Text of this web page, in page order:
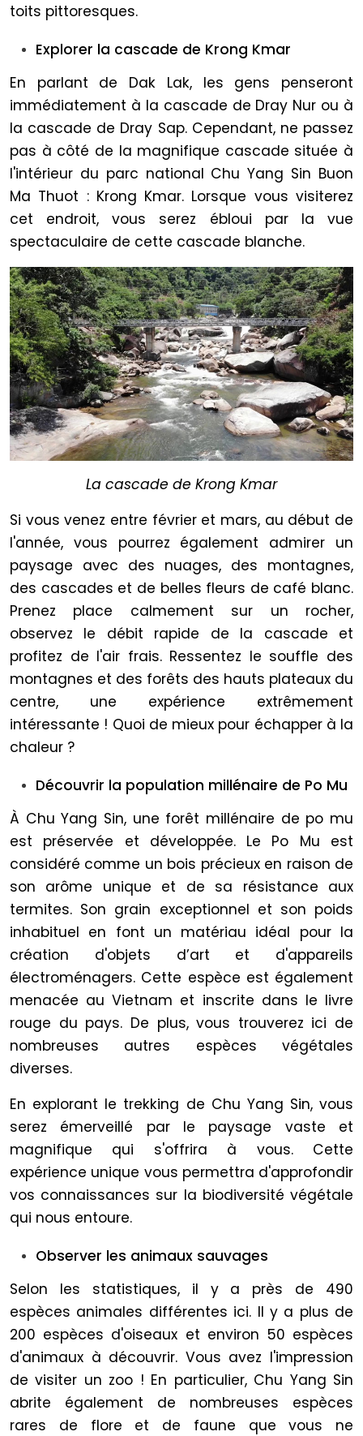
toits pittoresques.
Explorer la cascade de Krong Kmar
En parlant de Dak Lak, les gens penseront
immédiatement à la cascade de Dray Nur ou à
la cascade de Dray Sap. Cependant, ne passez
pas à côté de la magnifique cascade située à
l'intérieur du parc national Chu Yang Sin Buon
Ma Thuot : Krong Kmar. Lorsque vous visiterez
cet endroit, vous serez ébloui par la vue
spectaculaire de cette cascade blanche.
La cascade de Krong Kmar
Si vous venez entre février et mars, au début de
l'année, vous pourrez également admirer un
paysage avec des nuages, des montagnes,
des cascades et de belles fleurs de café blanc.
Prenez place calmement sur un rocher,
observez le débit rapide de la cascade et
profitez de l'air frais. Ressentez le souffle des
montagnes et des forêts des hauts plateaux du
centre, une expérience extrêmement
intéressante ! Quoi de mieux pour échapper à la
chaleur ?
Découvrir la population millénaire de Po Mu
À Chu Yang Sin, une forêt millénaire de po mu
est préservée et développée. Le Po Mu est
considéré comme un bois précieux en raison de
son arôme unique et de sa résistance aux
termites. Son grain exceptionnel et son poids
inhabituel en font un matériau idéal pour la
création d'objets d’art et d'appareils
électroménagers. Cette espèce est également
menacée au Vietnam et inscrite dans le livre
rouge du pays. De plus, vous trouverez ici de
nombreuses autres espèces végétales
diverses.
En explorant le trekking de Chu Yang Sin, vous
serez émerveillé par le paysage vaste et
magnifique qui s'offrira à vous. Cette
expérience unique vous permettra d'approfondir
vos connaissances sur la biodiversité végétale
qui nous entoure.
Observer les animaux sauvages
Selon les statistiques, il y a près de 490
espèces animales différentes ici. Il y a plus de
200 espèces d'oiseaux et environ 50 espèces
d'animaux à découvrir. Vous avez l'impression
de visiter un zoo ! En particulier, Chu Yang Sin
abrite également de nombreuses espèces
rares de flore et de faune que vous ne